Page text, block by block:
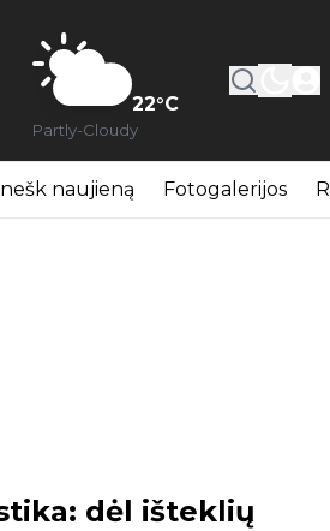
22°C
Partly-Cloudy
naujieną Fotogalerijos
dėl išteklių